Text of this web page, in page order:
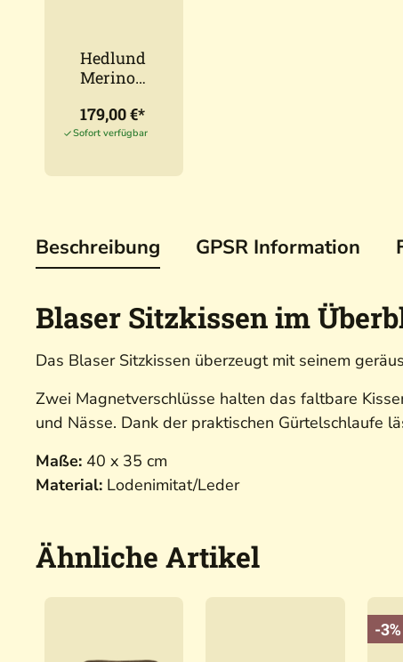
Hedlund
Merino
cke
Forest
179,00 €*
Sofort verfügbar
Beschreibung GPSR Information
Blaser Sitzkissen im
Das Blaser Sitzkissen überzeugt mit seinem
Zwei Magnetverschlüsse halten das faltbare
und Nässe. Dank der praktischen Gürtelschlaufe
Maße: 40 x 35 cm
Material: Lodenimitat/Leder
Ähnliche Artikel
-3%